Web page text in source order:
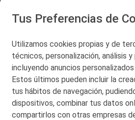
San Martín 5-Edificio
48550 Muskiz
Telf. 946 357 000
© 2026 Petronor
Tus Preferencias de
Utilizamos cookies propias y de
técnicos, personalización, análisis
incluyendo anuncios
Estos últimos pueden incluir la
tus hábitos de navegación,
dispositivos, combinar tus datos
compartirlos con otras empresas